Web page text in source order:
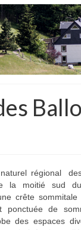
régional
la moitié sud
crête
ponctuée de
des espaces